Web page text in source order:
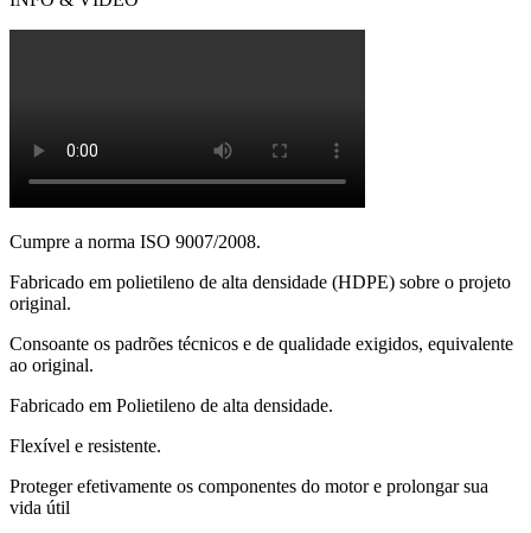
Cumpre a norma ISO 9007/2008.
Fabricado em polietileno de alta densidade (HDPE) sobre o projeto
original.
Consoante os padrões técnicos e de qualidade exigidos, equivalente
ao original.
Fabricado em Polietileno de alta densidade.
Flexível e resistente.
Proteger efetivamente os componentes do motor e prolongar sua
vida útil